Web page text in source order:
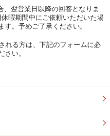
翌営業日以降の回答となりま
暇期間中にご依頼いただいた場
。予めご了承ください。
れる方は、下記のフォームに必
さい。